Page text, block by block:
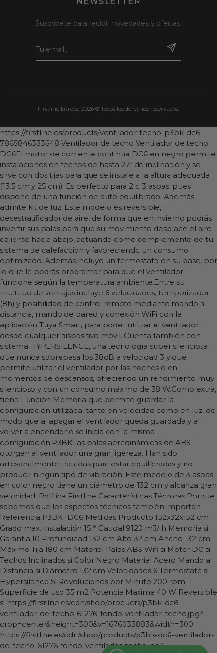
NEWSLETTER
Suscríbete para recibir novedades y ofertas.
Firstline Europa 2026 © Todos los derechos reservados.
https://firstline.es/products/ventilador-techo-p3bk-dc6
7865846333648 Ventilador de techo Ventilador de techo
DC6El motor de corriente continua DC6 en negro permite
instalaciones en techos de hasta 27º de inclinación y se
sirve con dos tijas para que se instale a la altura adecuada
(13.5 cm y 25 cm). Es perfecto para 2 o 3 aspas, pues
dispone de una función de auto equilibrado. Además
admite kit de luz. Este modelo es reversible,
desestratificador de aire, de forma que en invierno podrás
invertir sus palas para que su movimiento desplace el aire
caliente hacia abajo, actuando como complemento de tu
sistema de calefacción y favoreciendo un consumo
optimizado. Además incluye un termostato en su base, por
lo que lo podrás programar para que el ventilador
funcione según la temperatura ambiente.Entre su
multitud de ventajas incluye 6 velocidades, temporizador
(8h) y posibilidad de control remoto mediante mando a
distancia, mando de pared y conexión WiFi con la
aplicación Tuya Smart, para poder utilizar el ventilador
desde cualquier dispositivo móvil. Cuenta también con
sistema HYPERSILENCE, una tecnología súper silenciosa
que nunca sobrepasa los 38dB a velocidad 3 y que
permite utilizar el ventilador por las noches o en
momentos de descansos, ofreciendo un rendimiento muy
silencioso y con un consumo máximo de 38 W.Como extra,
tiene Función Memoria que permite guardar la
configuración utilizada, tanto en velocidad como en luz, de
modo que al apagar el ventilador queda guardada y al
volver a encenderlo se inicia con la misma
configuración.P3BKLas palas aerodinámicas de ABS
otorgan al ventilador una gran ligereza. Han sido
artesanalmente tratadas para estar equilibradas y no
producir ningún tipo de vibración. Este modelo de 3 aspas
en color negro tiene un diámetro de 132 cm y alcanza gran
velocidad. Política Firstline Características Técnicas Porque
sabemos que los aspectos técnicos también importan:
Referencia P3BK_DC6 Medidas Producto 132x32x132 cm
Grado max. instalación 15 ° Caudal 9120 m3/ h Memoria si
Garantia 10 Profundidad 132 cm Alto 32 cm Ancho 132 cm
Máximo Tija 180 cm Material Palas ABS Wifi si Motor DC si
Techos Inclinados si Color Negro Material Acero Mando a
Distancia si Diámetro 132 cm Velocidades 6 Termostato si
Hypersilence Si Revoluciones por Minuto 200 rpm
Superficie de uso 35 m2 Potencia Maxima 40 W Reversible
si https://firstline.es/cdn/shop/products/p3bk-dc6-
ventilador-de-techo-61276-fondo-ventilador-techo.jpg?
crop=center&height=300&v=1676033883&width=300
https://firstline.es/cdn/shop/products/p3bk-dc6-ventilador-
de-techo-61276-fondo-ventilador-techo.jpg?